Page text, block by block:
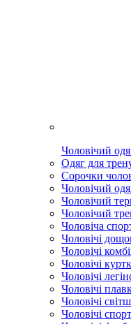
Чоловічий
Одяг для
Сорочки
Чоловічий
Чоловічий
Чоловічий
Чоловіча
Чоловічі
Чоловічі
Чоловічі
Чоловічі
Чоловічі
Чоловічі
Чоловічі